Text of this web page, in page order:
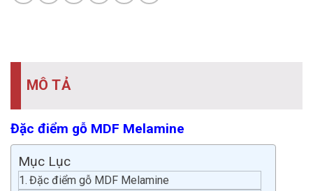
MÔ TẢ
Đặc điểm gỗ MDF Melamine
Mục Lục
Đặc điểm gỗ MDF Melamine